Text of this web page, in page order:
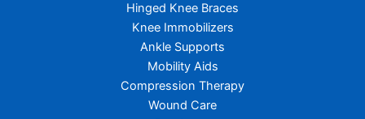
Hinged Knee Braces
Knee Immobilizers
Ankle Supports
Mobility Aids
Compression Therapy
Wound Care